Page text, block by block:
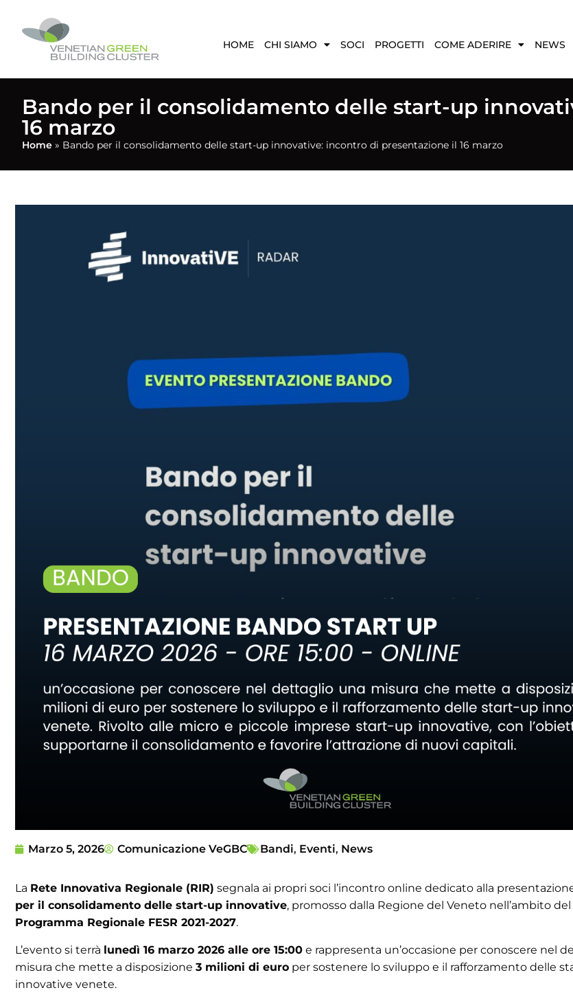
HOME CHI SIAMO SOCI PROGETTI COME ADERIRE NEWS
Bando per il consolidamento delle start-up
16 marzo
Home » Bando per il consolidamento delle start-up innovative: incontro di presentazione il 16 marzo
Marzo 5, 2026 Comunicazione VeGBC Bandi, Eventi, News
La Rete Innovativa Regionale (RIR) segnala ai propri soci l’incontro online dedicato alla
per il consolidamento delle start-up innovative, promosso dalla Regione del Veneto nell’ambito del
Programma Regionale FESR 2021-2027.
L’evento si terrà lunedì 16 marzo 2026 alle ore 15:00 e rappresenta un’occasione per conoscere nel
misura che mette a disposizione 3 milioni di euro per sostenere lo sviluppo e il rafforzamento delle
innovative venete.